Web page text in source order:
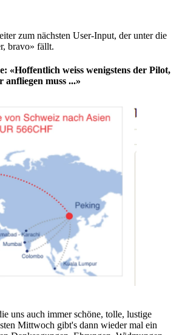
zum nächsten User-Input, der unter die
bravo» fällt.
«Hoffentlich weiss wenigstens der Pilot,
anfliegen muss ...»
uns auch immer schöne, tolle, lustige
Mittwoch gibt's dann wieder mal ein